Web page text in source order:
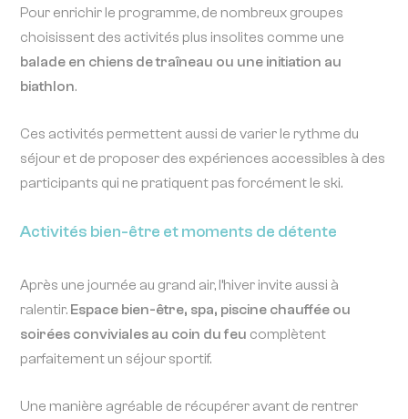
Pour enrichir le programme, de nombreux groupes
choisissent des activités plus insolites comme une
balade en chiens de traîneau ou une initiation au
biathlon.
Ces activités permettent aussi de varier le rythme du
séjour et de proposer des expériences accessibles à des
participants qui ne pratiquent pas forcément le ski.
Activités bien-être et moments de détente
Après une journée au grand air, l’hiver invite aussi à
ralentir. Espace bien-être, spa, piscine chauffée ou
soirées conviviales au coin du feu complètent
parfaitement un séjour sportif.
Une manière agréable de récupérer avant de rentrer